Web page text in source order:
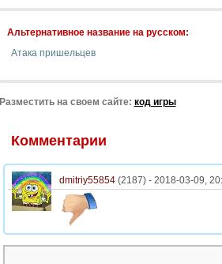
Альтернативное название на русском:
Атака пришельцев
Разместить на своем сайте: код игры
Комментарии
dmitriy55854(2187) - 2018-03-09,